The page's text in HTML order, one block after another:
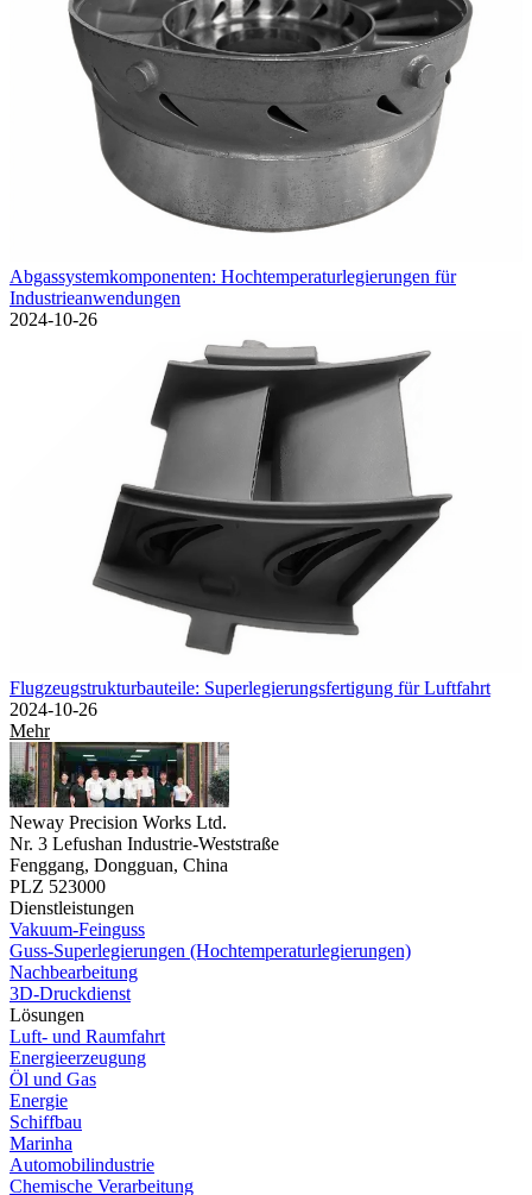
Abgassystemkomponenten: Hochtemperaturlegierungen für
Industrieanwendungen
2024-10-26
Flugzeugstrukturbauteile: Superlegierungsfertigung für Luftfahrt
2024-10-26
Mehr
Neway Precision Works Ltd.
Nr. 3 Lefushan Industrie-Weststraße
Fenggang, Dongguan, China
PLZ 523000
Dienstleistungen
Vakuum-Feinguss
Guss-Superlegierungen (Hochtemperaturlegierungen)
Nachbearbeitung
3D-Druckdienst
Lösungen
Luft- und Raumfahrt
Energieerzeugung
Öl und Gas
Energie
Schiffbau
Marinha
Automobilindustrie
Chemische Verarbeitung